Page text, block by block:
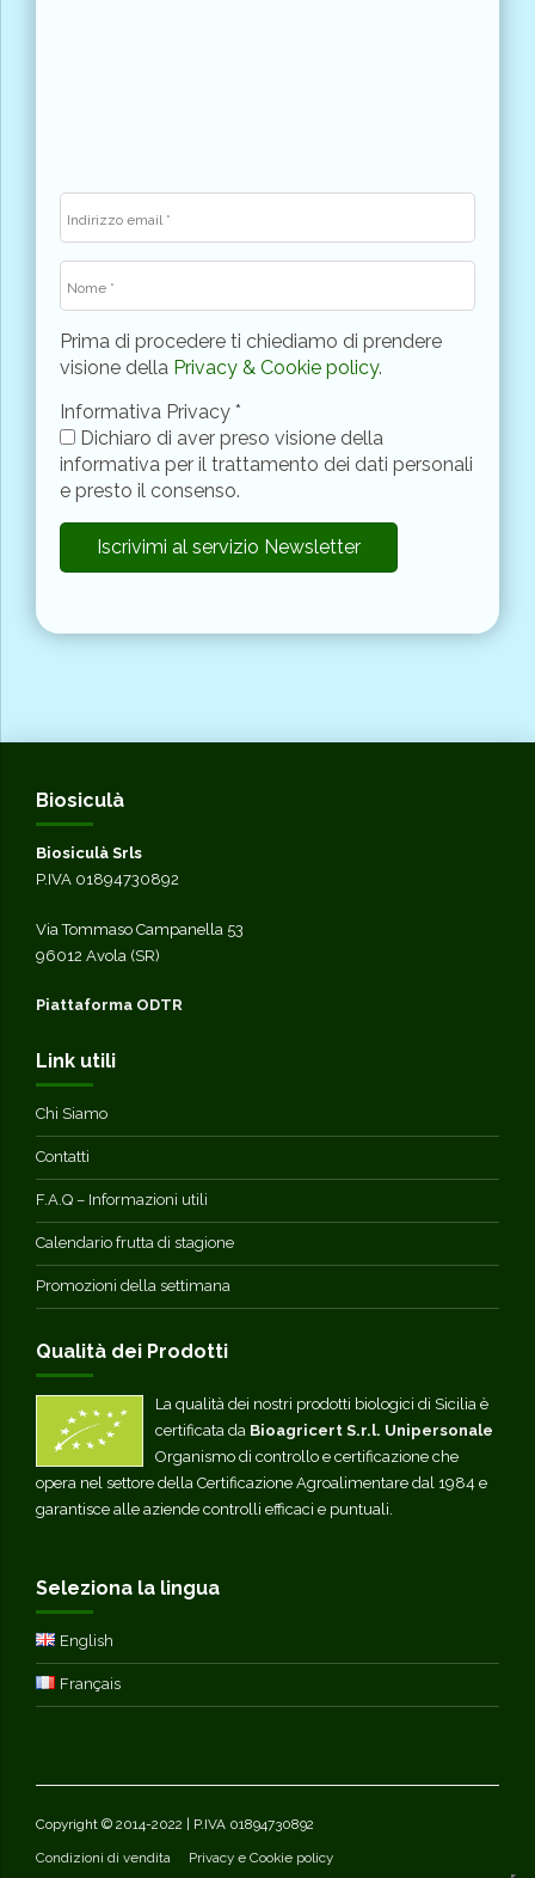
Prima di procedere ti chiediamo di prendere
visione della Privacy & Cookie policy.
Informativa Privacy *
Dichiaro di aver preso visione della
informativa per il trattamento dei dati personali
e presto il consenso.
Biosiculà
Biosiculà Srls
P.IVA 01894730892
Via Tommaso Campanella 53
96012 Avola (SR)
Piattaforma ODTR
Link utili
Chi Siamo
Contatti
F.A.Q – Informazioni utili
Calendario frutta di stagione
Promozioni della settimana
Qualità dei Prodotti
La qualità dei nostri prodotti biologici di Sicilia è
certificata da Bioagricert S.r.l. Unipersonale
Organismo di controllo e certificazione che
opera nel settore della Certificazione Agroalimentare dal 1984 e
garantisce alle aziende controlli efficaci e puntuali.
Seleziona la lingua
English
Français
Copyright © 2014-2022 | P.IVA 01894730892
Condizioni di vendita Privacy e Cookie policy